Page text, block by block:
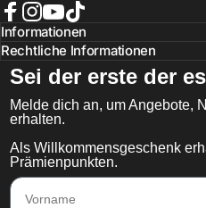
Facebook
Instagram
YouTube
TikTok
Informationen
Rechtliche Informationen
Sei der erste der
Melde dich an, um Angebote,
erhalten.
Als Willkommensgeschenk
Prämienpunkten.
Vorname